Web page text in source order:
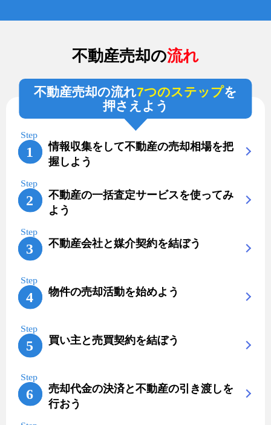
不動産売却の流れ
不動産売却の流れ7つのステップを
押さえよう
情報収集をして不動産の売却相場を把
握しよう
不動産の一括査定サービスを使ってみ
よう
不動産会社と媒介契約を結ぼう
物件の売却活動を始めよう
買い主と売買契約を結ぼう
売却代金の決済と不動産の引き渡しを
行おう